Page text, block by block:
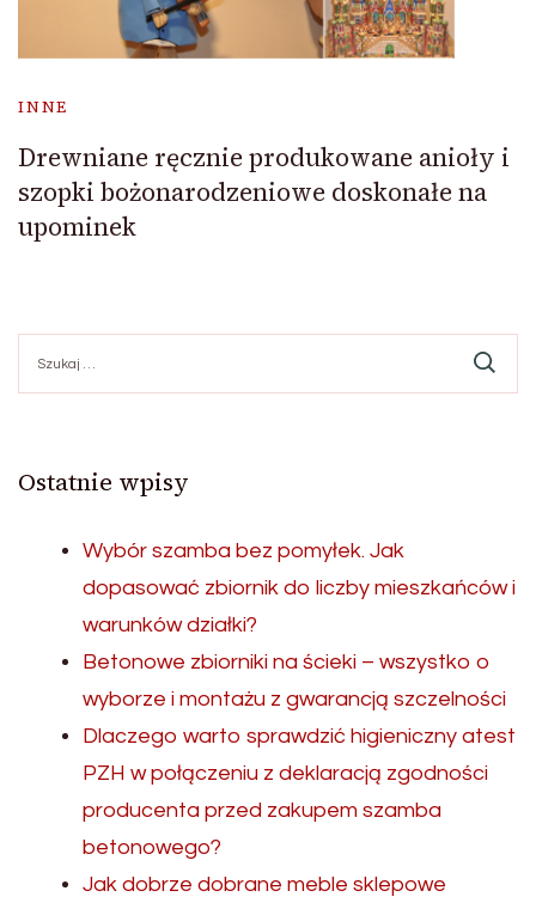
INNE
Drewniane ręcznie produkowane anioły i
szopki bożonarodzeniowe doskonałe na
upominek
Ostatnie wpisy
Wybór szamba bez pomyłek. Jak
dopasować zbiornik do liczby mieszkańców i
warunków działki?
Betonowe zbiorniki na ścieki – wszystko o
wyborze i montażu z gwarancją szczelności
Dlaczego warto sprawdzić higieniczny atest
PZH w połączeniu z deklaracją zgodności
producenta przed zakupem szamba
betonowego?
Jak dobrze dobrane meble sklepowe